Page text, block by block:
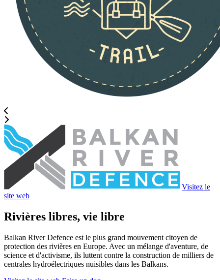
Visitez le
site web
Rivières libres, vie libre
Balkan River Defence est le plus grand mouvement citoyen de
protection des rivières en Europe. Avec un mélange d'aventure, de
science et d'activisme, ils luttent contre la construction de milliers de
centrales hydroélectriques nuisibles dans les Balkans.